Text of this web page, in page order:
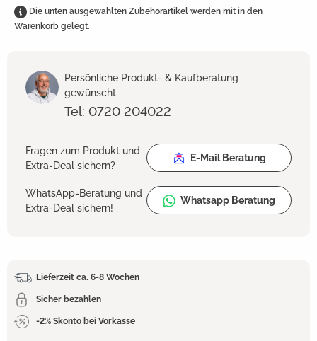
Die unten ausgewählten Zubehörartikel werden mit in den
Warenkorb gelegt.
Persönliche Produkt- & Kaufberatung
gewünscht
Tel: 0720 204022
Fragen zum Produkt und
Extra-Deal sichern?
E-Mail Beratung
WhatsApp-Beratung und
Extra-Deal sichern!
Whatsapp Beratung
Lieferzeit ca. 6-8 Wochen
Sicher bezahlen
-2% Skonto bei Vorkasse